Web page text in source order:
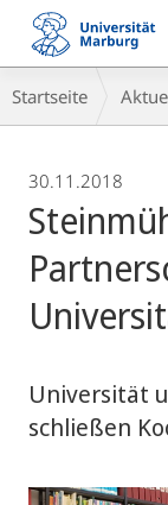
Mobile-
Navigation
Breadcrumb-
Navigation
Startseite
30.11.2018
Universität
schließen